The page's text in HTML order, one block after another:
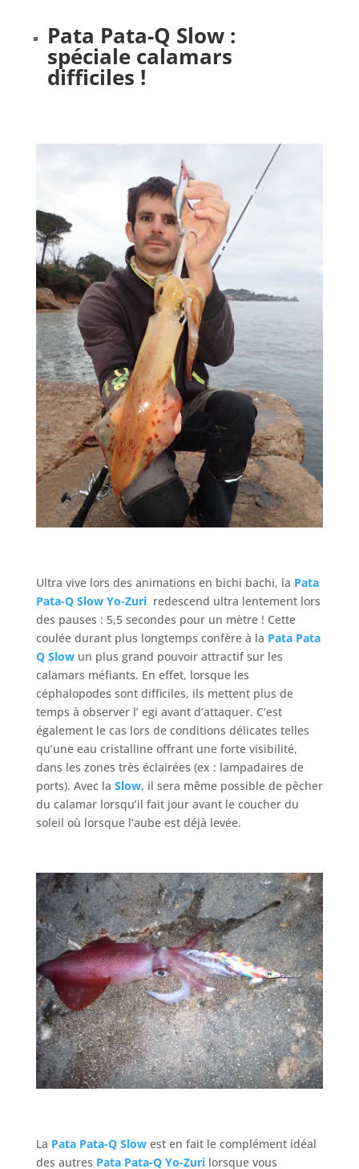
Pata Pata-Q Slow:
spéciale calamars
difficiles !
Ultra vive lors des animations en bichi bachi, la Pata
Pata-Q Slow Yo-Zuri redescend ultra lentement lors
des pauses : 5,5 secondes pour un mètre ! Cette
coulée durant plus longtemps confère à la Pata Pata
Q Slowun plus grand pouvoir attractif sur les
calamars méfiants. En effet, lorsque les
céphalopodes sont difficiles, ils mettent plus de
temps à observer l’ egi avant d’attaquer. C’est
également le cas lors de conditions délicates telles
qu’une eau cristalline offrant une forte visibilité,
dans les zones très éclairées (ex : lampadaires de
ports). Avec la Slow, il sera même possible de pêcher
du calamar lorsqu’il fait jour avant le coucher du
soleil où lorsque l’aube est déjà levée.
La Pata Pata-Q Slow est en fait le complément idéal
des autres Pata Pata-Q Yo-Zurilorsque vous